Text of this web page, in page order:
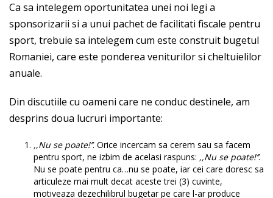
Ca sa intelegem oportunitatea unei noi legi a
sponsorizarii si a unui pachet de facilitati fiscale pentru
sport, trebuie sa intelegem cum este construit bugetul
Romaniei, care este ponderea veniturilor si cheltuielilor
anuale.
Din discutiile cu oameni care ne conduc destinele, am
desprins doua lucruri importante:
,,Nu se poate!’’. Orice incercam sa cerem sau sa facem
pentru sport, ne izbim de acelasi raspuns: ,,Nu se poate!’’.
Nu se poate pentru ca…nu se poate, iar cei care doresc sa
articuleze mai mult decat aceste trei (3) cuvinte,
motiveaza dezechilibrul bugetar pe care l-ar produce